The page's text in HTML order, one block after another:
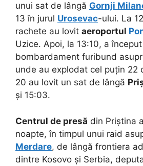
unui sat de lângă Gornji
13 în jurul Urosevac-ului. La
rachete au lovit aeroportul
Uzice. Apoi, la 13:10, a
bombardament furibund
unde au explodat cel puțin 22
20 au lovit un sat de lângă
și 15:03.
Centrul de presă din Priștina
noapte, în timpul unui raid
Merdare, de lângă frontiera
dintre Kosovo și Serbia,